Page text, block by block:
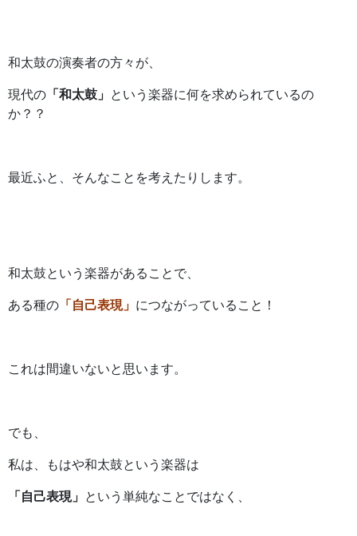
和太鼓の演奏者の方々が、
現代の 「和太鼓」 という楽器に何を求められているの
か？？
最近ふと、そんなことを考えたりします。
和太鼓という楽器があることで、
ある種の 「自己表現」 につながっていること！
これは間違いないと思います。
でも、
私は、もはや和太鼓という楽器は
「自己表現」 という単純なことではなく、